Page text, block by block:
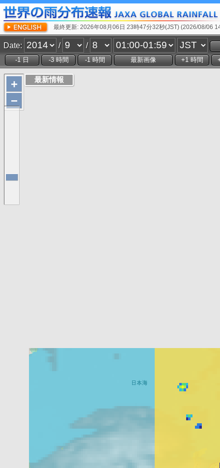
最終更新: 2026年08月06日 23時47分32秒(JST) (2026/08/06
Date: / /
+
−